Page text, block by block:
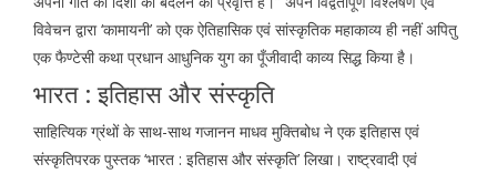
विवेचन द्वारा ‘कामायनी’ को एक ऐतिहासिक एवं सांस्कृतिक महाकाव्य ही नहीं अपितु
एक फैण्टेसी कथा प्रधान आधुनिक युग का पूँजीवादी काव्य सिद्ध किया है।
भारत : इतिहास और संस्कृति
साहित्यिक ग्रंथों के साथ-साथ गजानन माधव मुक्तिबोध ने एक इतिहास एवं
संस्कृतिपरक पुस्तक ‘भारत : इतिहास और संस्कृति’ लिखा। राष्ट्रवादी एवं